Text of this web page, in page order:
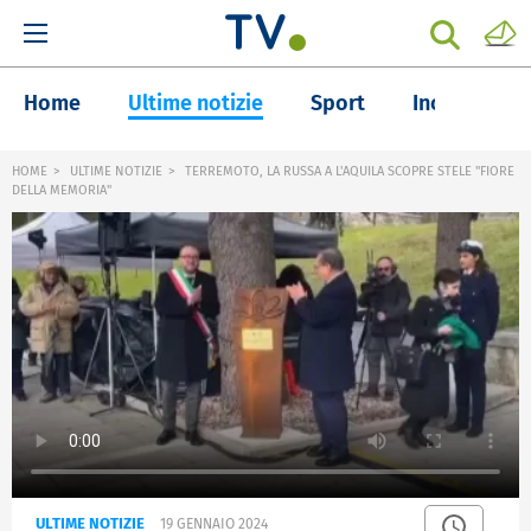
Home Ultime notizie Sport Inchieste
HOME ULTIME NOTIZIE
TERREMOTO, LA RUSSA A L'AQUILA SCOPRE STELE "FIORE
DELLA MEMORIA"
ULTIME NOTIZIE 19 GENNAIO 2024